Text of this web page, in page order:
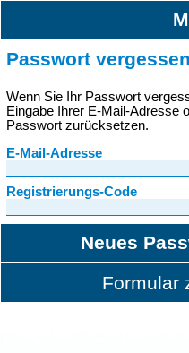
Passwort vergessen
Wenn Sie Ihr Passwort
Eingabe Ihrer E-Mail-Adresse
Passwort zurücksetzen.
E-Mail-Adresse
Registrierungs-Code
Neues
Formular